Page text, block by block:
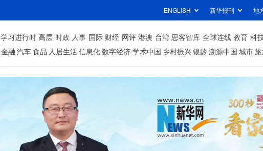
ENGLISH 新华报刊 地
学习进行时 高层 时政 人事 国际 财经 网评 港澳 台湾 思客智库 全球连线 教育 科
金融 汽车食品 人居生活信息化数字经济 学术中国 乡村振兴银龄溯源中国 城市